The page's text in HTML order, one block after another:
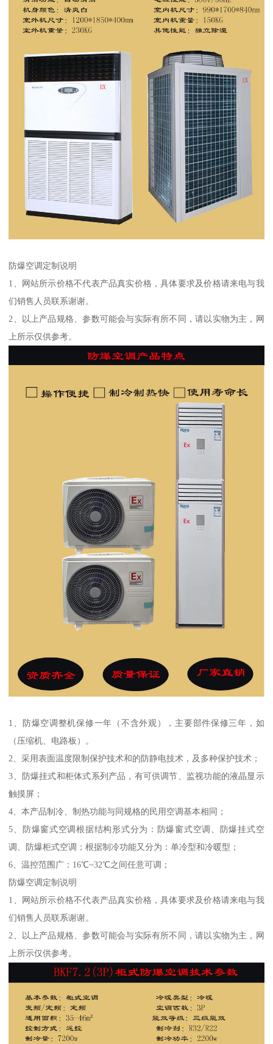
防爆空调定制说明
1、网站所示价格不代表产品真实价格，具体要求及价格请来电与我
们销售人员联系谢谢。
2、以上产品规格、参数可能会与实际有所不同，请以实物为主，网
上所示仅供参考。
1、防爆空调整机保修一年（不含外观），主要部件保修三年，如
（压缩机、电路板）。
2、采用表面温度限制保护技术和的防静电技术，及多种保护技术；
3、防爆挂式和柜体式系列产品，有可供调节、监视功能的液晶显示
触摸屏；
4、本产品制冷、制热功能与同规格的民用空调基本相同；
5、防爆窗式空调根据结构形式分为：防爆窗式空调、防爆挂式空
调、防爆柜式空调；根据制冷功能又分为：单冷型和冷暖型；
6、温控范围广：16℃~32℃之间任意可调；
防爆空调定制说明
1、网站所示价格不代表产品真实价格，具体要求及价格请来电与我
们销售人员联系谢谢。
2、以上产品规格、参数可能会与实际有所不同，请以实物为主，网
上所示仅供参考。